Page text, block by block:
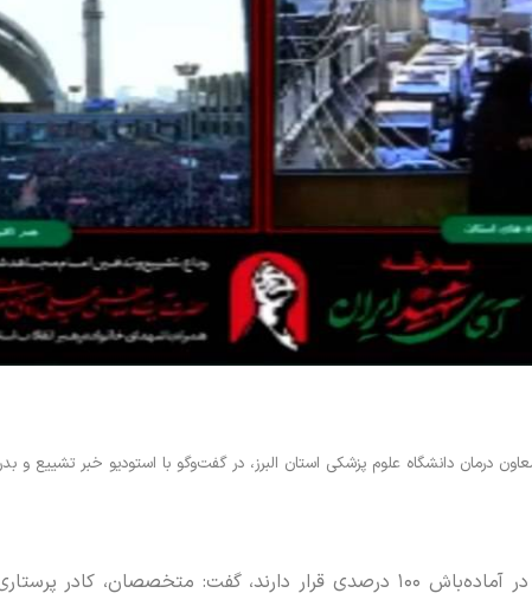
درمان دانشگاه علوم پزشکی استان البرز، در گفت‌و‌گو با استودیو خبر تشییع و
وی با بیان اینکه تمامی بیمارستان‌های استان در آماده‌باش ۱۰۰ درصدی قرار